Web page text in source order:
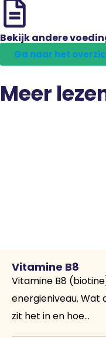
Bekijk andere
Ga naar het
Meer
Vitamine B8
Vitamine B8
energieniveau. Wat
zit het in en hoe...